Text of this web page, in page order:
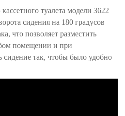
туалета модели 3622
сидения на 180 градусов
что позволяет разместить
помещении и при
сидение так, чтобы было удобно